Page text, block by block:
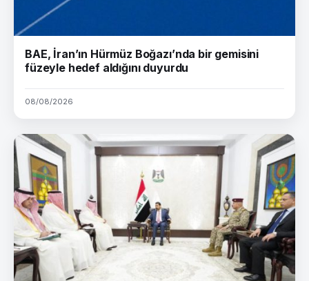
BAE, İran’ın Hürmüz Boğazı’nda bir gemisini
füzeyle hedef aldığını duyurdu
08/08/2026